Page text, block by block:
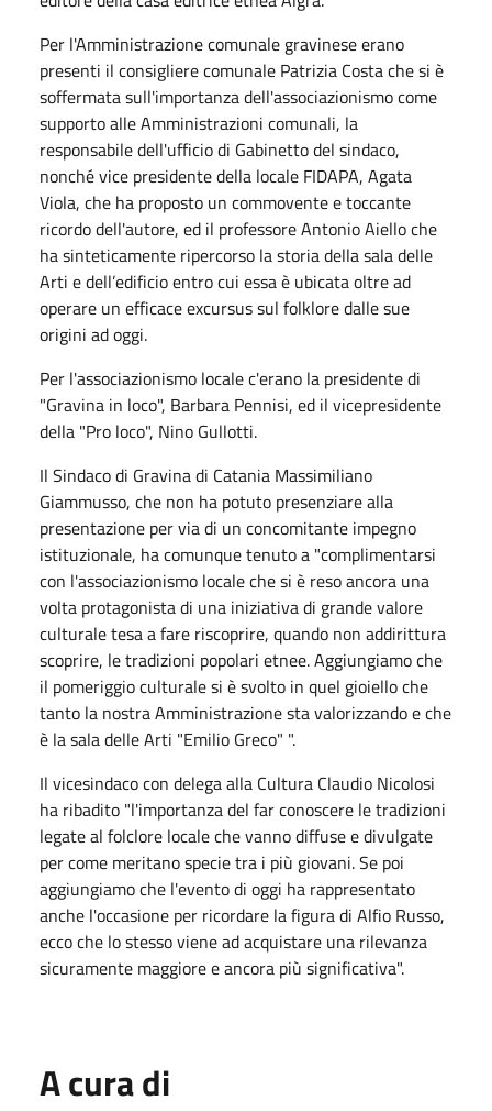
Per l'Amministrazione comunale gravinese erano
presenti il consigliere comunale Patrizia Costa che si è
soffermata sull'importanza dell'associazionismo come
supporto alle Amministrazioni comunali, la
responsabile dell'ufficio di Gabinetto del sindaco,
nonché vice presidente della locale FIDAPA, Agata
Viola, che ha proposto un commovente e toccante
ricordo dell'autore, ed il professore Antonio Aiello che
ha sinteticamente ripercorso la storia della sala delle
Arti e dell’edificio entro cui essa è ubicata oltre ad
operare un efficace excursus sul folklore dalle sue
origini ad oggi.
Per l'associazionismo locale c'erano la presidente di
"Gravina in loco", Barbara Pennisi, ed il vicepresidente
della "Pro loco", Nino Gullotti.
Il Sindaco di Gravina di Catania Massimiliano
Giammusso, che non ha potuto presenziare alla
presentazione per via di un concomitante impegno
istituzionale, ha comunque tenuto a "complimentarsi
con l'associazionismo locale che si è reso ancora una
volta protagonista di una iniziativa di grande valore
culturale tesa a fare riscoprire, quando non addirittura
scoprire, le tradizioni popolari etnee. Aggiungiamo che
il pomeriggio culturale si è svolto in quel gioiello che
tanto la nostra Amministrazione sta valorizzando e che
è la sala delle Arti "Emilio Greco" ".
Il vicesindaco con delega alla Cultura Claudio Nicolosi
ha ribadito "l'importanza del far conoscere le tradizioni
legate al folclore locale che vanno diffuse e divulgate
per come meritano specie tra i più giovani. Se poi
aggiungiamo che l'evento di oggi ha rappresentato
anche l'occasione per ricordare la figura di Alfio Russo,
ecco che lo stesso viene ad acquistare una rilevanza
sicuramente maggiore e ancora più significativa".
A cura di